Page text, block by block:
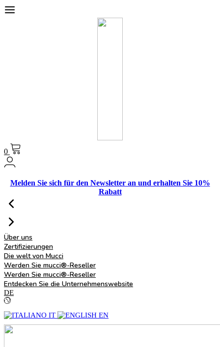
0
Melden Sie sich für den Newsletter an und erhalten Sie 10%
Rabatt
Über uns
Zertifizierungen
Die welt von Mucci
Werden Sie mucci®-Reseller
Werden Sie mucci®-Reseller
Entdecken Sie die Unternehmenswebsite
DE
IT EN